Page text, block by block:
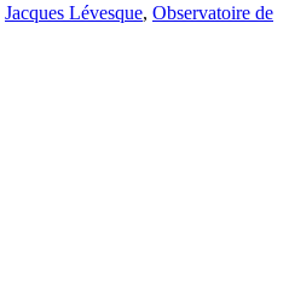
Jacques Lévesque, Observatoire de